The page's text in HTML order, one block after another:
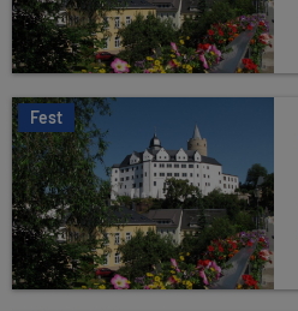
Fest